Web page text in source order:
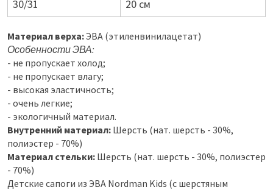
30/31
20 см
Материал верха:ЭВА (этиленвинилацетат)
Особенности ЭВА:
- не пропускает холод;
- не пропускает влагу;
- высокая эластичность;
- очень легкие;
- экологичный материал.
Внутренний материал: Шерсть (нат. шерсть - 30%,
полиэстер - 70%)
Материал стельки: Шерсть (нат. шерсть - 30%, полиэстер
- 70%)
Детские сапоги из ЭВА Nordman Kids (с шерстяным